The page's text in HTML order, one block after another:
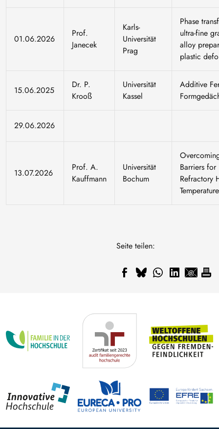
01.06.2026
Prof.
Janecek
Karls-
Universität
Prag
Phase
ultra-fine
alloy
plastic
15.06.2025
Dr. P.
Krooß
Universität
Kassel
Additive
29.06.2026
13.07.2026
Prof. A.
Kauffmann
Universität
Bochum
Barriers
Refractory
Seite teilen: